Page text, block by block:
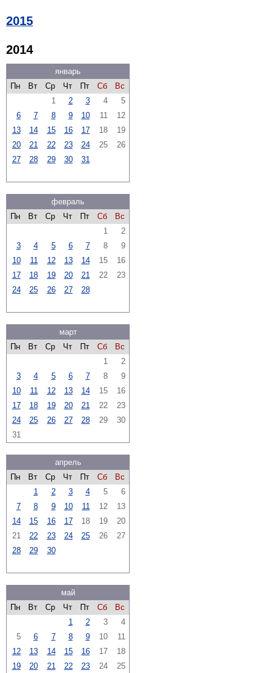
2015
2014
январь
Пн
Вт Ср Чт Пт Сб
Вс
1
2 3 4
5
6
7 8 9 10 11
12
13
14 15 16 17 18
19
20
21 22 23 24 25
26
27
28 29 30 31
февраль
Пн
Вт Ср Чт Пт Сб
Вс
1
2
3
4 5 6 7 8
9
10
11 12 13 14 15
16
17
18 19 20 21 22
23
24
25 26 27 28
март
Пн
Вт Ср Чт Пт Сб
Вс
1
2
3
4 5 6 7 8
9
10
11 12 13 14 15
16
17
18 19 20 21 22
23
24
25 26 27 28 29
30
31
апрель
Пн
Вт Ср Чт Пт Сб
Вс
1
2 3 4 5
6
7
8 9 10 11 12
13
14
15 16 17 18 19
20
21
22 23 24 25 26
27
28
29 30
май
Пн
Вт Ср Чт Пт Сб
Вс
1
2 3
4
5
6 7 8 9 10
11
12
13 14 15 16 17
18
19
20 21 22 23 24
25